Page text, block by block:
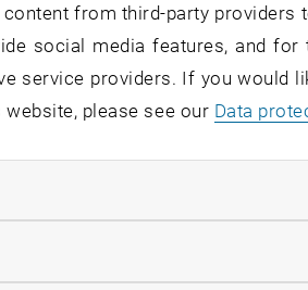
Tagung der zweijährig
aus dem Bereich
Marangoni-Effekt, der nach
die Ursache für Strömungen
der Luft und einer Flüssigkeit.
Weins" verantwortlich gemacht.
Schweißtechnik, bei
manipuliert werden müssen.
from third-party providers
social media features, and
service providers. If you would
please see our Data